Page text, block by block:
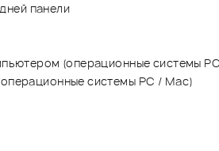
панели
(операционные системы
системы PC / Mac)